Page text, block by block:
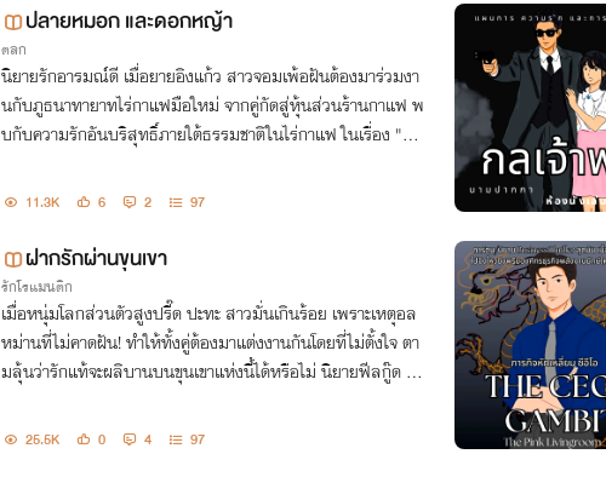
ปลายหมอก และดอกหญ้า
ตลก
นิยายรักอารมณ์ดี เมื่อยายอิงแก้ว สาวจอมเพ้อฝันต้องมาร่วมงา
นกับภูธนาทายาทไร่กาแฟมือใหม่ จากคู่กัดสู่หุ้นส่วนร้านกาแฟ พ
บกับความรักอันบริสุทธิ์ภายใต้ธรรมชาติในไร่กาแฟ ในเรื่อง "ปล
11.3K 6 2 97
ฝากรักผ่านขุนเขา
รักโรแมนติก
เมื่อหนุ่มโลกส่วนตัวสูงปรี๊ด ปะทะ สาวมั่นเกินร้อย เพราะเหตุอล
หม่านที่ไม่คาดฝัน! ทำให้ทั้งคู่ต้องมาแต่งงานกันโดยที่ไม่ตั้งใจ ตา
มลุ้นว่ารักแท้จะผลิบานบนขุนเขาแห่งนี้ได้หรือไม่ นิยายฟีลกู๊ด น่า
25.5K 0 4 97